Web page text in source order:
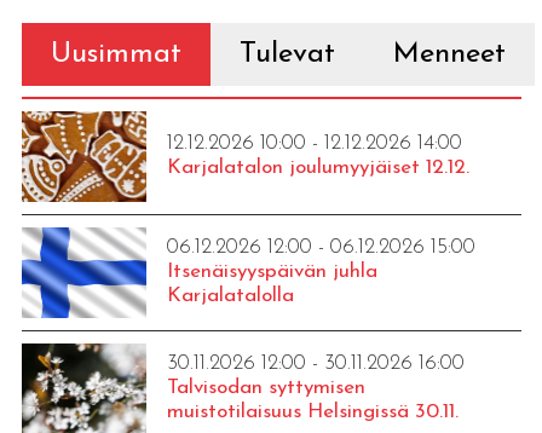
Uusimmat Tulevat Menneet
12.12.2026 10:00 - 12.12.2026 14:00
Karjalatalon joulumyyjäiset 12.12.
06.12.2026 12:00 - 06.12.2026 15:00
Itsenäisyyspäivän juhla
Karjalatalolla
30.11.2026 12:00 - 30.11.2026 16:00
Talvisodan syttymisen
muistotilaisuus Helsingissä 30.11.